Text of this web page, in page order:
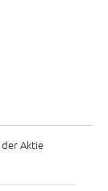
Aktie